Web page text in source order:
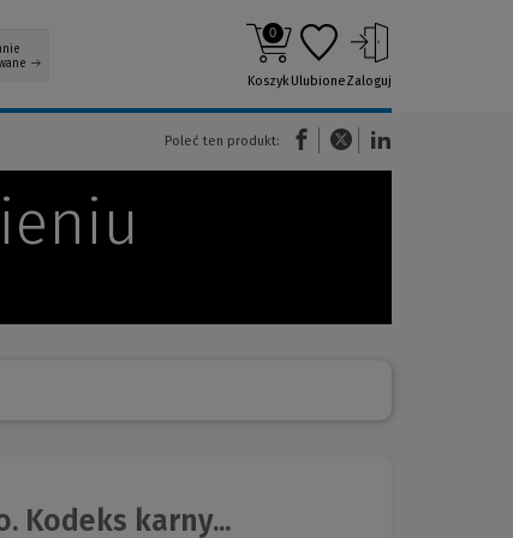
0
KoszykUlubioneZaloguj
Poleć ten produkt:
(Nowe okno)(Link do innej strony)
Kodeks karny...